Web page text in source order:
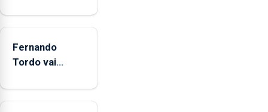
Fernando
Tordo vai
anos de